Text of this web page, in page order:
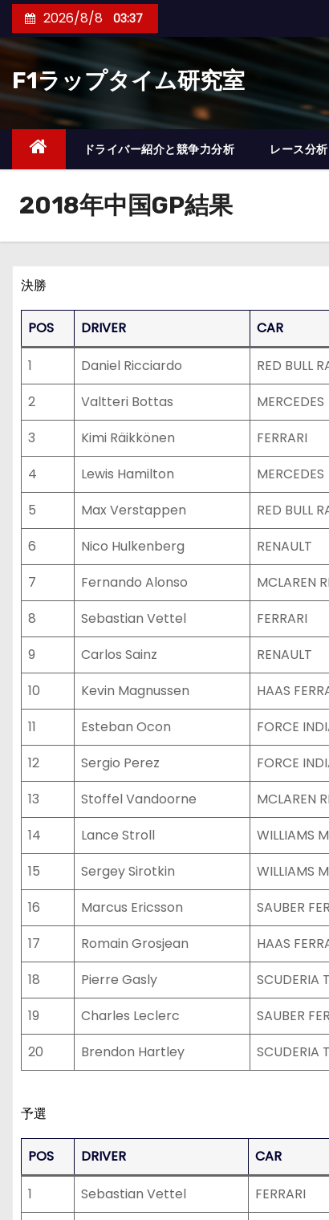
ン
ツ
キ
2026/8/8 03:37
F1ラップタイム研究室
ドライバー紹介と競争力分析 レース分
2018年中国GP結果
決勝
POS DRIVER CAR
1 Daniel Ricciardo RED BULL
2
Valtteri Bottas MERCEDES
3
Kimi Räikkönen FERRARI
4
Lewis Hamilton MERCEDES
5
Max Verstappen RED BULL
6
Nico Hulkenberg RENAULT
7
Fernando Alonso MCLAREN
8
Sebastian Vettel FERRARI
9
Carlos Sainz RENAULT
10
Kevin Magnussen HAAS
11
Esteban Ocon FORCE
12
Sergio Perez FORCE
13
Stoffel Vandoorne MCLAREN
14
Lance Stroll WILLIAMS
15
Sergey Sirotkin WILLIAMS
16
Marcus Ericsson SAUBER
17
Romain Grosjean HAAS
18
Pierre Gasly SCUDERIA
19
Charles Leclerc SAUBER
20
Brendon Hartley SCUDERIA
予選
POS DRIVER CAR
1 Sebastian Vettel FERRARI